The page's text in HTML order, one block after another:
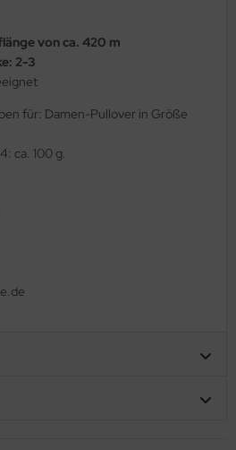
von ca. 420 m
2-3
für: Damen-Pullover in Größe
ca. 100 g.